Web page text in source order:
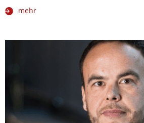
mehr